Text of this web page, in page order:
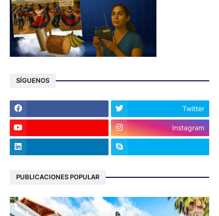
SÍGUENOS
Twitter
Instagram
PUBLICACIONES POPULAR